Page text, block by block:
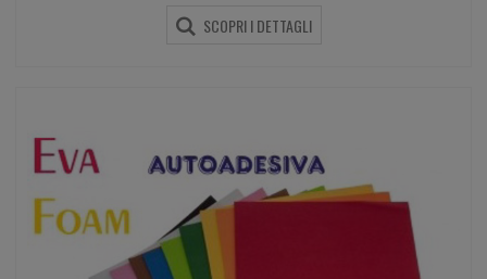
SCOPRI I DETTAGLI